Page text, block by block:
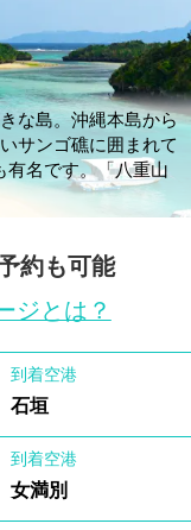
な島。沖縄本島から
サンゴ礁に囲まれて
有名です。「八重山
約も可能
ジとは？
到着空港
石垣
到着空港
女満別